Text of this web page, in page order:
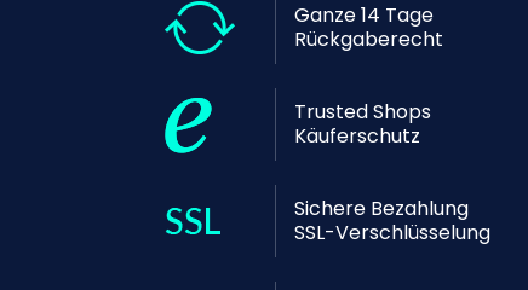
Ganze 14 Tage
Rückgaberecht
Trusted Shops
Käuferschutz
Sichere Bezahlung
SSL-Verschlüsselung